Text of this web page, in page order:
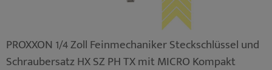
PROXXON 1/4 Zoll Feinmechaniker Steckschlüssel und
Schraubersatz HX SZ PH TX mit MICRO Kompakt